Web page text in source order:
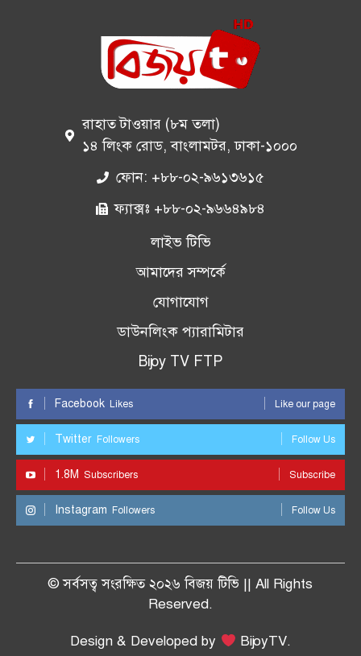
রাহাত টাওয়ার (৮ম তলা)
১৪ লিংক রোড, বাংলামটর, ঢাকা-১০০০
ফোন: +৮৮-০২-৯৬১৩৬১৫
ফ্যাক্সঃ +৮৮-০২-৯৬৬৪৯৮৪
লাইভ টিভি
আমাদের সম্পর্কে
যোগাযোগ
ডাউনলিংক প্যারামিটার
Bijoy TV FTP
Facebook Likes Like our page
Twitter Followers Follow Us
1.8M Subscribers Subscribe
Instagram Followers Follow Us
© সর্বসত্ব সংরক্ষিত ২০২৬ বিজয় টিভি || All Rights
Reserved.
Design & Developed by BijoyTV.